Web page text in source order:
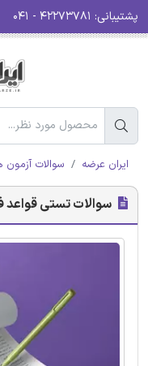
پشتیبانی:
ایران عرضه سوالات آزمون
سوالات تستی قواعد